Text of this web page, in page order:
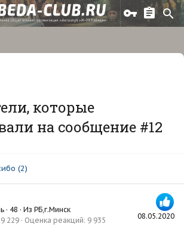
которые
на сообщение #12
(2)
08.05.2020
· 48 · Из РБ,г.Минск
9 229 Оценка реакций 9 935